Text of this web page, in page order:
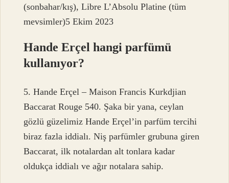
(sonbahar/kış), Libre L’Absolu Platine (tüm
mevsimler)5 Ekim 2023
Hande Erçel hangi parfümü
kullanıyor?
5. Hande Erçel – Maison Francis Kurkdjian
Baccarat Rouge 540. Şaka bir yana, ceylan
gözlü güzelimiz Hande Erçel’in parfüm tercihi
biraz fazla iddialı. Niş parfümler grubuna giren
Baccarat, ilk notalardan alt tonlara kadar
oldukça iddialı ve ağır notalara sahip.